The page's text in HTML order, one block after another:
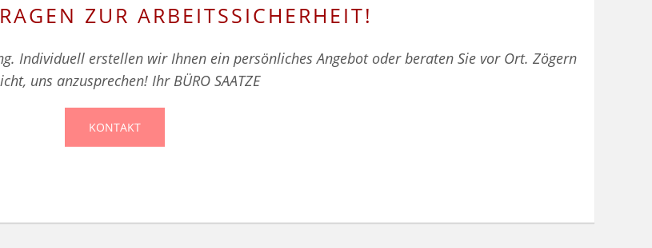
ZUR ARBEITSSICHERHEIT!
Individuell erstellen wir Ihnen ein persönliches Angebot oder beraten Sie vor Ort. Zögern
uns anzusprechen! Ihr BÜRO SAATZE
KONTAKT